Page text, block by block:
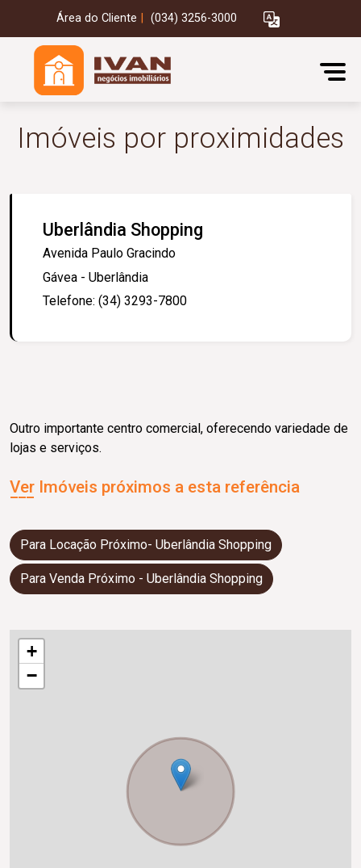
Área do Cliente (034) 3256-3000
Imóveis por proximidades
Uberlândia Shopping
Avenida Paulo Gracindo
Gávea - Uberlândia
Telefone: (34) 3293-7800
Outro importante centro comercial, oferecendo variedade de
lojas e serviços.
Ver Imóveis próximos a esta referência
Para Locação Próximo- Uberlândia Shopping
Para Venda Próximo - Uberlândia Shopping
+
−